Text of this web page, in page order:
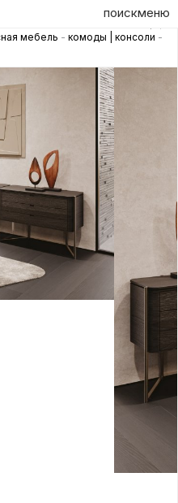
поискменю
мебель - комоды | консоли -